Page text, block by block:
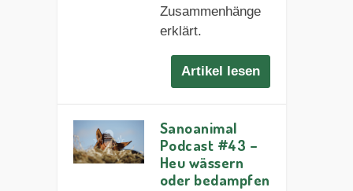
Zusammenhänge
erklärt.
Artikel lesen
Sanoanimal
Podcast #43 –
Heu wässern
oder bedampfen